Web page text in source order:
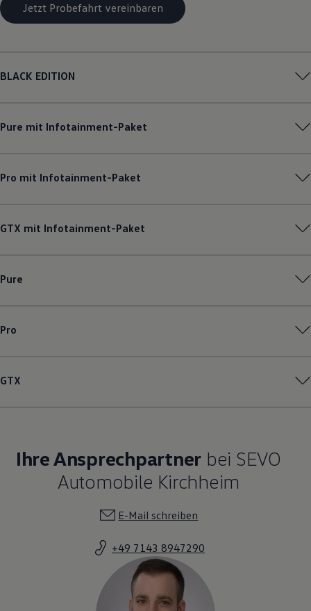
Lifestyle
Transport
Pannen- und Unfallhilfe
Jetzt Probefahrt vereinbaren
BLACK EDITION
Pure mit Infotainment-Paket
Pro mit Infotainment-Paket
GTX mit Infotainment-Paket
Pure
Pro
GTX
Ihre Ansprechpartner bei SEVO
Automobile Kirchheim
E-Mail schreiben
+49 7143 8947290